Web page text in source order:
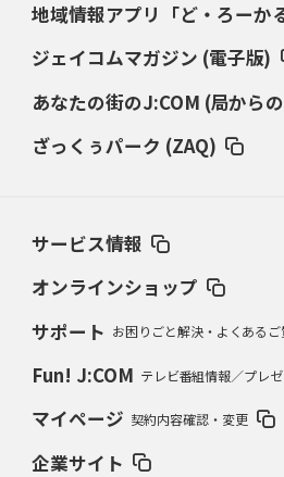
地域情報アプリ「ど・ろーかる
ジェイコムマガジン (電子版)
あなたの街のJ:COM (局から
ざっくぅパーク (ZAQ)
サービス情報
オンラインショップ
サポート お困りごと解決・よくある
Fun! J:COM テレビ番組情報／プレ
マイページ 契約内容確認・変更
企業サイト